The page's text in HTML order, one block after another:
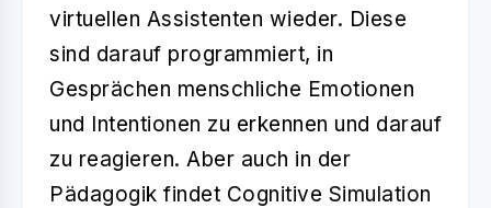
virtuellen Assistenten wieder. Diese
sind darauf programmiert, in
Gesprächen menschliche Emotionen
und Intentionen zu erkennen und darauf
zu reagieren. Aber auch in der
Pädagogik findet Cognitive Simulation